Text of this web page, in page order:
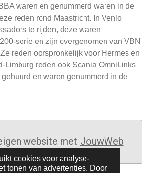
cookies voor analyse-
tonen van advertenties. Door
waren en genummerd waren in de
reden rond Maastricht. In Venlo
te rijden, deze waren
serie en zijn overgenomen van VBN
reden oorspronkelijk voor Hermes en
Limburg reden ook Scania OmniLinks
en waren genummerd in de
website met JouwWeb